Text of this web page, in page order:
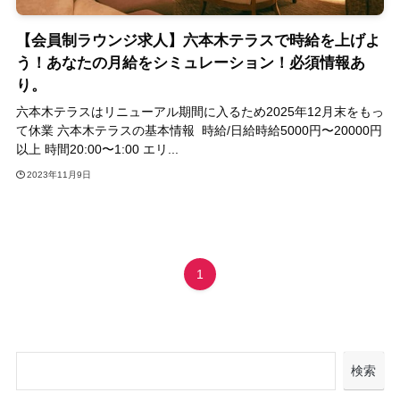
【会員制ラウンジ求人】六本木テラスで時給を上げよ
う！あなたの月給をシミュレーション！必須情報あ
り。
六本木テラスはリニューアル期間に入るため2025年12月末をもっ
て休業 六本木テラスの基本情報 時給/日給時給5000円〜20000円
以上 時間20:00〜1:00 エリ...
2023年11月9日
1
検索